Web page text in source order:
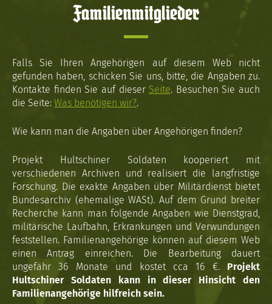
Familienmitglieder
Falls Sie Ihren Angehörigen auf diesem Web nicht
gefunden haben, schicken Sie uns, bitte, die Angaben zu.
Kontakte finden Sie auf dieser Seite. Besuchen Sie auch
die Seite: Was benötigen wir?.
Wie kann man die Angaben über Angehörigen finden?
Projekt Hultschiner Soldaten kooperiert mit
verschiedenen Archiven und realisiert die langfristige
Forschung. Die exakte Angaben über Militärdienst bietet
Bundesarchiv (ehemalige WASt). Auf dem Grund breiter
Recherche kann man folgende Angaben wie Dienstgrad,
militärische Laufbahn, Erkrankungen und Verwundungen
feststellen. Familienangehörige können auf diesem Web
einen Antrag einreichen. Die Bearbeitung dauert
ungefähr 36 Monate und kostet cca 16 €. Projekt
Hultschiner Soldaten kann in dieser Hinsicht den
Familienangehörige hilfreich sein.